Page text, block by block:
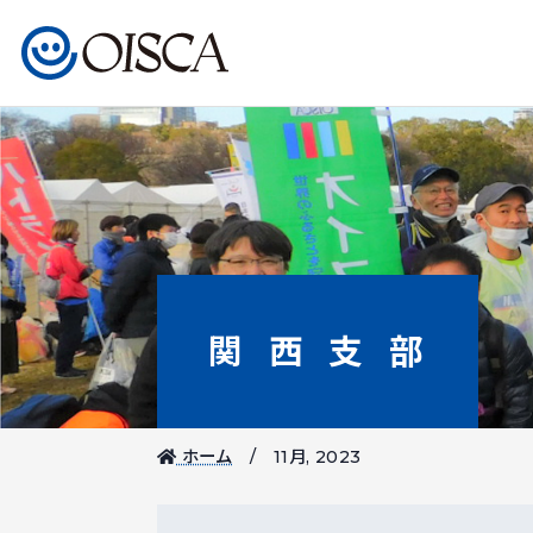
関西支部
ホーム 11月, 2023